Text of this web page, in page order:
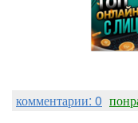
комментарии: 0